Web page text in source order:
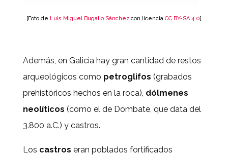
[Foto de Luis Miguel Bugallo Sánchezcon licencia CC BY-SA 4.0]
Además, en Galicia hay gran cantidad de restos
arqueológicos como petroglifos (grabados
prehistóricos hechos en la roca), dólmenes
neolíticos (como el de Dombate, que data del
3.800 a.C.) y castros.
Los castros eran poblados fortificados